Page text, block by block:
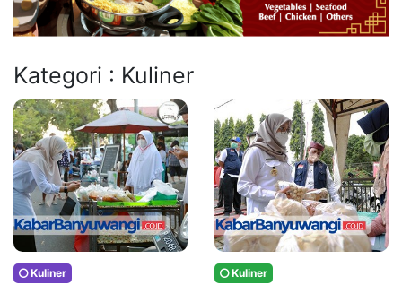
Kategori : Kuliner
Kuliner Kuliner